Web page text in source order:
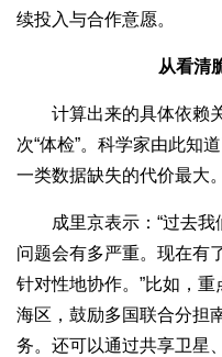
续投入与合作意愿。
从看清
计算出来的具体依赖关
次“体检”。科学家由此知
一类数据缺失的代价最大。
成里京表示：“过去我
问题会有多严重。现在有
针对性地协作。”比如，
海区，鼓励多国联合分担
务。还可以通过共享卫星